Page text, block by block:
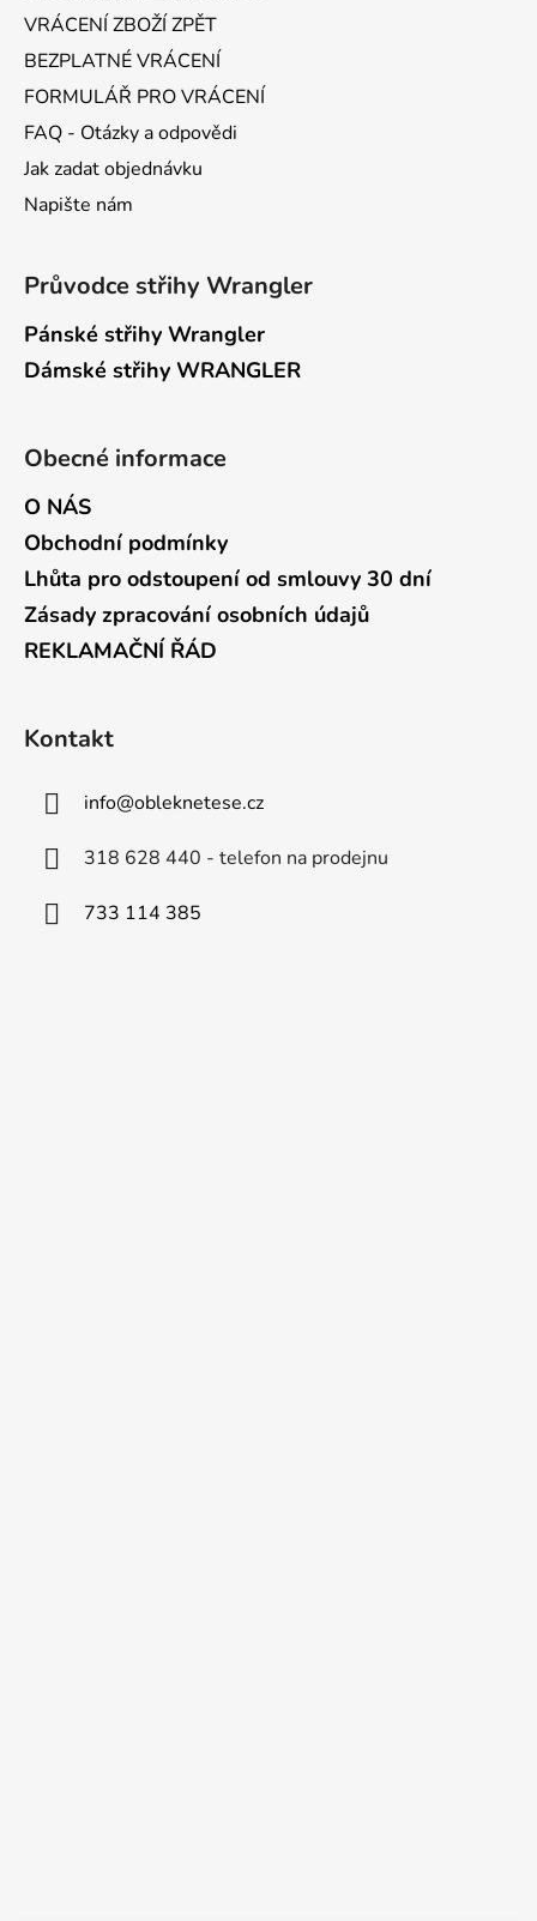
VRÁCENÍ ZBOŽÍ ZPĚT
BEZPLATNÉ VRÁCENÍ
FORMULÁŘ PRO VRÁCENÍ
FAQ - Otázky a odpovědi
Jak zadat objednávku
Napište nám
Průvodce střihy Wrangler
Pánské střihy Wrangler
Dámské střihy WRANGLER
Obecné informace
O NÁS
Obchodní podmínky
Lhůta pro odstoupení od smlouvy 30 dní
Zásady zpracování osobních údajů
REKLAMAČNÍ ŘÁD
Kontakt
info@obleknetese.cz
318 628 440 - telefon na prodejnu
733 114 385